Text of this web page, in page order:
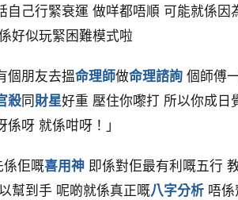
自己行緊衰運 做咩都唔順 可能就係因
好似玩緊困難模式啦
個朋友去搵命理師做命理諮詢 個師傅
殺同財星好重 壓住你嚟打 所以你成日
呀 就係咁呀！」
佢嘅喜用神 即係對佢最有利嘅五行
幫到手 呢啲就係真正嘅八字分析 唔